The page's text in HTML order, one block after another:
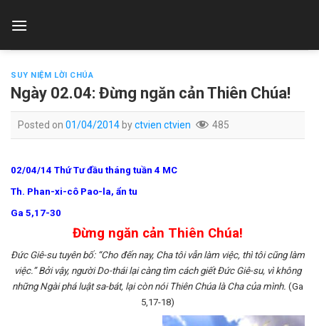
SUY NIỆM LỜI CHÚA
Ngày 02.04: Đừng ngăn cản Thiên Chúa!
Posted on 01/04/2014byctvien ctvien 485
02/04/14 Thứ Tư đầu tháng tuần 4 MC
Th. Phan-xi-cô Pao-la, ẩn tu
Ga 5,17-30
Đừng ngăn cản Thiên Chúa!
Đức Giê-su tuyên bố: “Cho đến nay, Cha tôi vẫn làm việc, thì tôi cũng làm
việc.” Bởi vậy, người Do-thái lại càng tìm cách giết Đức Giê-su, vì không
những Ngài phá luật sa-bát, lại còn nói Thiên Chúa là Cha của mình. (Ga
5,17-18)